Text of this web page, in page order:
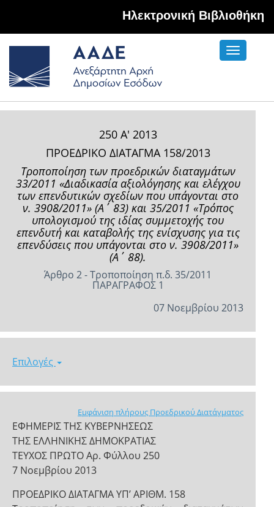
Hλεκτρονική Βιβλιοθήκη
Toggle
250 Α' 2013
ΠΡΟΕΔΡΙΚΟ ΔΙΑΤΑΓΜΑ 158/2013
Τροποποίηση των προεδρικών διαταγμάτων
33/2011 «Διαδικασία αξιολόγησης και ελέγχου
των επενδυτικών σχεδίων που υπάγονται στο
ν. 3908/2011» (A΄ 83) και 35/2011 «Τρόπος
υπολογισμού της ιδίας συμμετοχής του
επενδυτή και καταβολής της ενίσχυσης για τις
επενδύσεις που υπάγονται στο ν. 3908/2011»
(A΄ 88).
Άρθρο 2 - Τροποποίηση π.δ. 35/2011
ΠΑΡΑΓΡΑΦΟΣ 1
07 Νοεμβρίου 2013
Επιλογές
Εμφάνιση πλήρους Προεδρικού Διατάγματος
ΕΦΗΜΕΡΙΣ ΤΗΣ ΚΥΒΕΡΝΗΣΕΩΣ
ΤΗΣ ΕΛΛΗΝΙΚΗΣ ΔΗΜΟΚΡΑΤΙΑΣ
ΤΕΥΧΟΣ ΠΡΩΤΟ Αρ. Φύλλου 250
7 Νοεμβρίου 2013
ΠΡΟΕΔΡΙΚΟ ΔΙΑΤΑΓΜΑ ΥΠ’ ΑΡΙΘΜ. 158